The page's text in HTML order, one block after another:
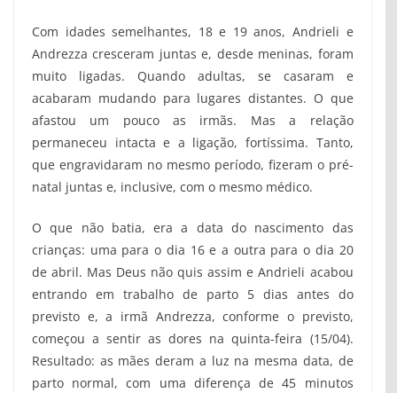
Com idades semelhantes, 18 e 19 anos, Andrieli e
Andrezza cresceram juntas e, desde meninas, foram
muito ligadas. Quando adultas, se casaram e
acabaram mudando para lugares distantes. O que
afastou um pouco as irmãs. Mas a relação
permaneceu intacta e a ligação, fortíssima. Tanto,
que engravidaram no mesmo período, fizeram o pré-
natal juntas e, inclusive, com o mesmo médico.
O que não batia, era a data do nascimento das
crianças: uma para o dia 16 e a outra para o dia 20
de abril. Mas Deus não quis assim e Andrieli acabou
entrando em trabalho de parto 5 dias antes do
previsto e, a irmã Andrezza, conforme o previsto,
começou a sentir as dores na quinta-feira (15/04).
Resultado: as mães deram a luz na mesma data, de
parto normal, com uma diferença de 45 minutos